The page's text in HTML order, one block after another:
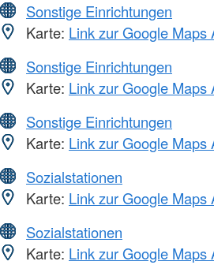
Sonstige Einrichtungen
Karte: Link zur Google Maps
Sonstige Einrichtungen
Karte: Link zur Google Maps
Sonstige Einrichtungen
Karte: Link zur Google Maps
Sozialstationen
Karte: Link zur Google Maps
Sozialstationen
Karte: Link zur Google Maps